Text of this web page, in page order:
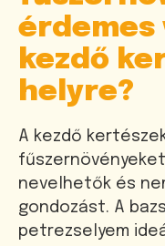
érdemes
kezdő
helyre?
A kezdő
nevelhetők és
gondozást. A
petrezselyem